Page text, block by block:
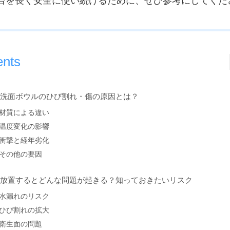
面ボウルのひび割れ・傷の原因とは？
質による違い
度変化の影響
撃と経年劣化
の他の要因
置するとどんな問題が起きる？知っておきたいリスク
漏れのリスク
び割れの拡大
生面の問題